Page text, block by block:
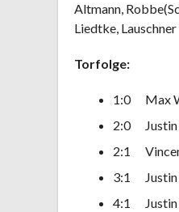
Altmann,
Liedtke, Lauschner
Torfolge:
1:0 Max
2:0
2:1
3:1
4:1